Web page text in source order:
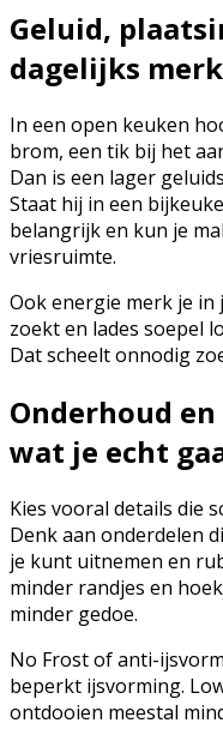
Geluid,
dagelijks
In een open keuken
brom, een tik bij het
Dan is een lager
Staat hij in een
belangrijk en kun je
vriesruimte.
Ook energie merk je in
zoekt en lades soepel
Dat scheelt onnodig
Onderhoud
wat je echt
Kies vooral details die
Denk aan onderdelen
je kunt uitnemen en
minder randjes en
minder gedoe.
No Frost of anti-
beperkt ijsvorming.
ontdooien meestal